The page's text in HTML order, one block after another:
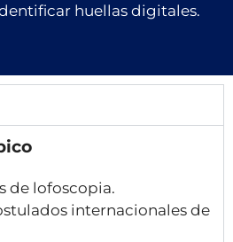
huellas digitales.
de lofoscopia.
internacionales de